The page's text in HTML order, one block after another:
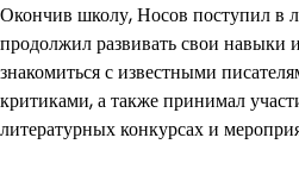
Окончив школу, Носов поступил в
продолжил развивать свои навыки
знакомиться с известными
критиками, а также принимал
литературных конкурсах и